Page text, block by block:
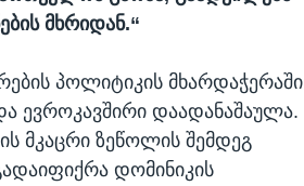
მხრიდან.“
პოლიტიკის მხარდაჭერაში
ევროკავშირი დაადანაშაულა.
მკაცრი ზეწოლის შემდეგ
დომინიკის